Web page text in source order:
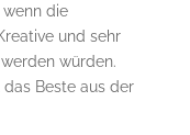
die
und sehr
würden.
Beste aus der